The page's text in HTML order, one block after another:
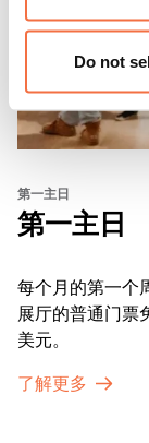
Do not
第一主日
第一主日
每个月的第一个
展厅的普通门票
美元。
了解更多